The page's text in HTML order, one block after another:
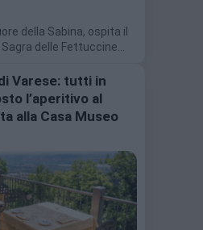
della Sabina, ospita il
Sagra delle Fettuccine…
Varese: tutti in
l’aperitivo al
alla Casa Museo